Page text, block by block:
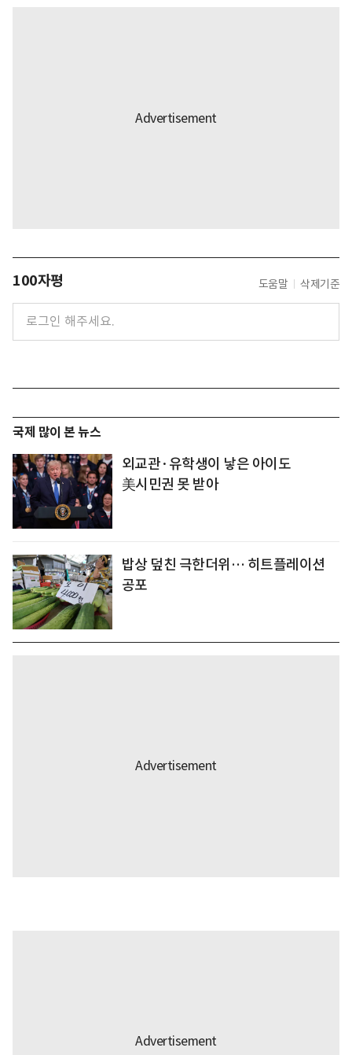
100자평 도움말 삭제기준
국제 많이 본 뉴스
외교관·유학생이 낳은 아이도
美시민권 못 받아
밥상 덮친 극한더위… 히트플레이션
공포